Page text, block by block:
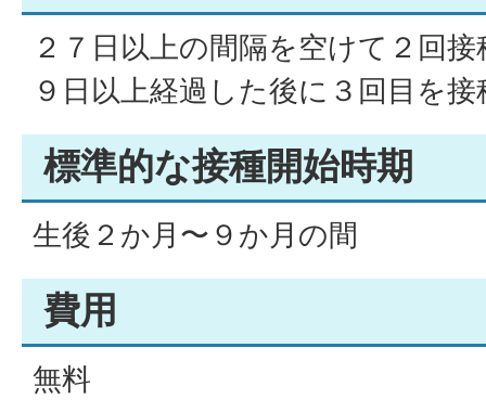
２７日以上の間隔を空けて２回
９日以上経過した後に３回目を
標準的な接種開始時期
生後２か月〜９か月の間
費用
無料